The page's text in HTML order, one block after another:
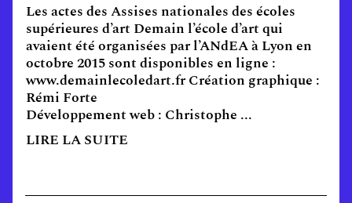
Les actes des Assises nationales des écoles
supérieures d’art Demain l’école d’art qui
avaient été organisées par l’ANdEA à Lyon en
octobre 2015 sont disponibles en ligne :
www.demainlecoledart.fr Création graphique :
Rémi Forte
Développement web : Christophe ...
LIRE LA SUITE